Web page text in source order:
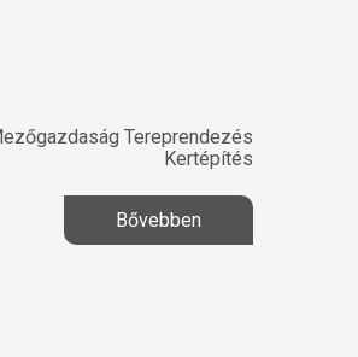
Tereprendezés
Kertépítés
Bővebben